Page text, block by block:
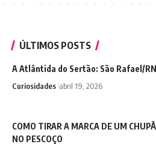
ÚLTIMOS POSTS
A Atlântida do Sertão: São Rafael/RN
Curiosidades abril 19, 2026
COMO TIRAR A MARCA DE UM
NO PESCOÇO